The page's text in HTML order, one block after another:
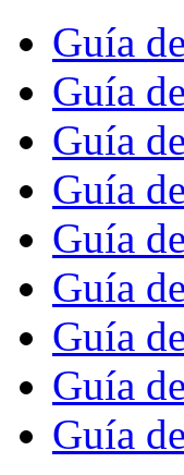
Guía
Guía
Guía
Guía
Guía
Guía
Guía
Guía
Guía